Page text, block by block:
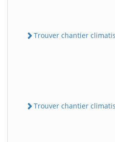
Trouver chantier
Trouver chantier